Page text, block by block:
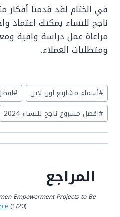
في الختام لقد قدمنا
ناجح للنساء يمكنك اعتماد
مراعاة عمل دراسة وافية
ومتطلبات العملاء.
Post
Tags:
#أسماء مشاريع أون لاين #
#افضل مشروع ناجح للنساء 2024
المراجع
Empowerment Projects to Be
(1/20)